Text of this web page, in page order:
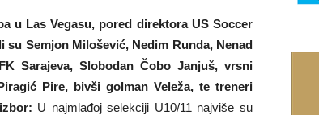
u Las Vegasu, pored direktora US Soccer
Semjon Milošević, Nedim Runda, Nenad
Sarajeva, Slobodan Čobo Janjuš, vrsni
Pire, bivši golman Veleža, te treneri
U najmlađoj selekciji U10/11 najviše su